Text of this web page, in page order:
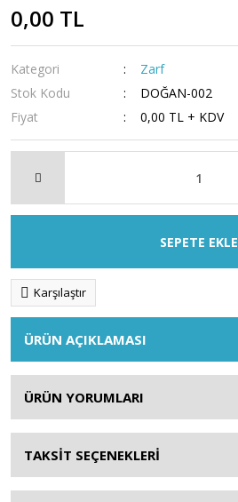
0,00 TL
Kategori
Zarf
Stok Kodu
DOĞAN-002
Fiyat
0,00 TL + KDV
SEPETE EKLE
Karşılaştır
ÜRÜN AÇIKLAMASI
ÜRÜN YORUMLARI
TAKSİT SEÇENEKLERİ